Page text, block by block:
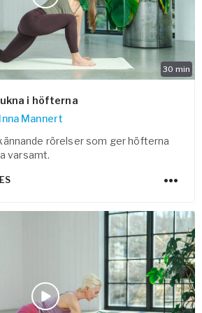
30 min
i höfterna
Inna Mannert
rörelser som ger höfterna
varsamt.